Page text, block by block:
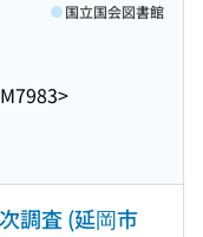
国立国会図書館
調査 (延岡市